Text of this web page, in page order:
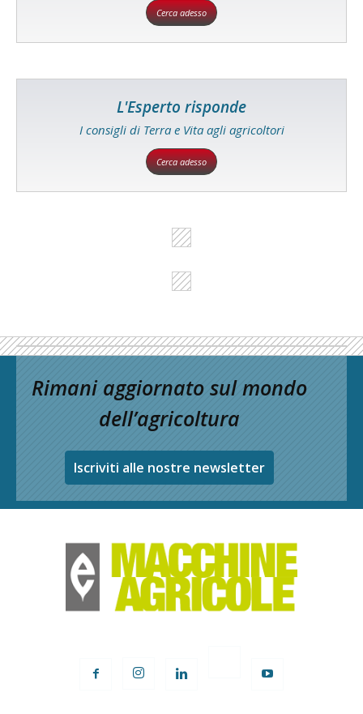
Cerca adesso
L'Esperto risponde
I consigli di Terra e Vita agli agricoltori
Cerca adesso
Rimani aggiornato sul mondo
dell’agricoltura
Iscriviti alle nostre newsletter